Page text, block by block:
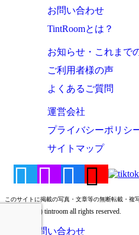
お問い合わせ
TintRoomとは？
お知らせ・これまで
ご利用者様の声
よくあるご質問
運営会社
プライバシーポリシ
サイトマップ
このサイトに掲載の写真・文章等の無断転載・複
Copyright (c) tintroom all rights reserved.
お問い合わせ